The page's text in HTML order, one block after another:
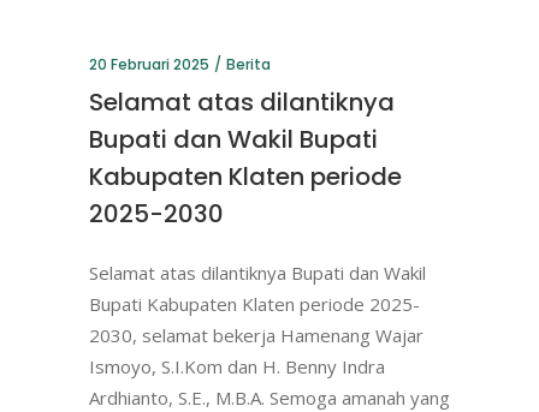
20 Februari 2025 Berita
Selamat atas dilantiknya
Bupati dan Wakil Bupati
Kabupaten Klaten periode
2025-2030
Selamat atas dilantiknya Bupati dan Wakil
Bupati Kabupaten Klaten periode 2025-
2030, selamat bekerja Hamenang Wajar
Ismoyo, S.I.Kom dan H. Benny Indra
Ardhianto, S.E., M.B.A. Semoga amanah yang